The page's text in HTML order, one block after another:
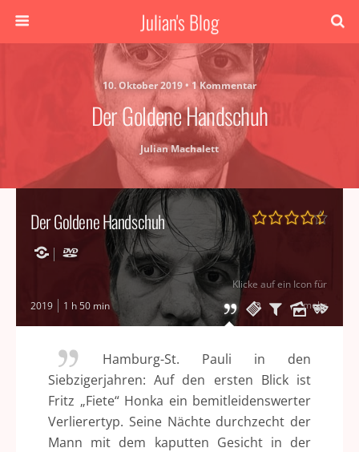
Julian's Blog
10. Oktober 2019 • 1 Kommentar
Der Goldene Handschuh
Julian Machalett
Der Goldene Handschuh
2019 1 h 50 min
Klicke auf ein Icon für
mehr
Hamburg-St. Pauli in den
Siebzigerjahren: Auf den ersten Blick ist
Fritz „Fiete“ Honka ein bemitleidenswerter
Verlierertyp. Seine Nächte durchzecht der
Mann mit dem kaputten Gesicht in der